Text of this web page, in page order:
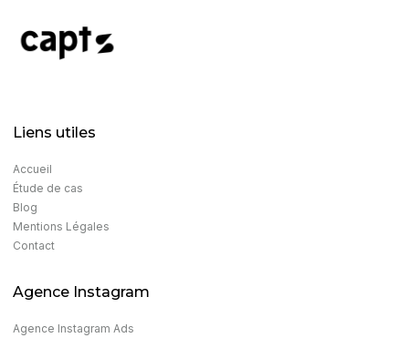
Liens utiles
Accueil
Étude de cas
Blog
Mentions Légales
Contact
Agence Instagram
Agence Instagram Ads​